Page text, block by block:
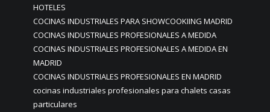
HOTELES
COCINAS INDUSTRIALES PARA SHOWCOOKIING MADRID
COCINAS INDUSTRIALES PROFESIONALES A MEDIDA
COCINAS INDUSTRIALES PROFESIONALES A MEDIDA EN
MADRID
COCINAS INDUSTRIALES PROFESIONALES EN MADRID
cocinas industriales profesionales para chalets casas
particulares